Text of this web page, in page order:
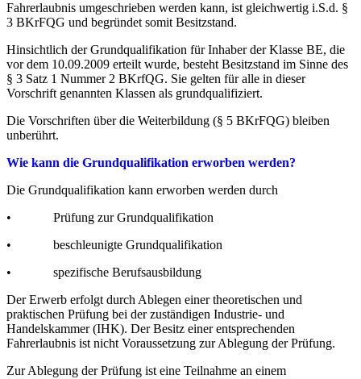
Fahrerlaubnis umgeschrieben werden kann, ist gleichwertig i.S.d. §
3 BKrFQG und begründet somit Besitzstand.
Hinsichtlich der Grundqualifikation für Inhaber der Klasse BE, die
vor dem 10.09.2009 erteilt wurde, besteht Besitzstand im Sinne des
§ 3 Satz 1 Nummer 2 BKrfQG. Sie gelten für alle in dieser
Vorschrift genannten Klassen als grundqualifiziert.
Die Vorschriften über die Weiterbildung (§ 5 BKrFQG) bleiben
unberührt.
Wie kann die Grundqualifikation erworben werden?
Die Grundqualifikation kann erworben werden durch
• Prüfung zur Grundqualifikation
• beschleunigte Grundqualifikation
• spezifische Berufsausbildung
Der Erwerb erfolgt durch Ablegen einer theoretischen und
praktischen Prüfung bei der zuständigen Industrie- und
Handelskammer (IHK). Der Besitz einer entsprechenden
Fahrerlaubnis ist nicht Voraussetzung zur Ablegung der Prüfung.
Zur Ablegung der Prüfung ist eine Teilnahme an einem